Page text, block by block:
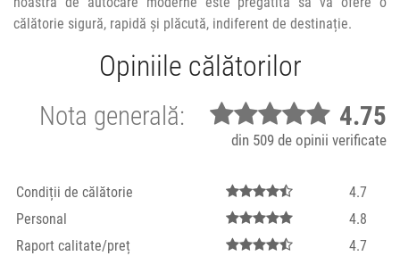
călătorie sigură, rapidă și plăcută, indiferent de destinație.
Opiniile călătorilor
Nota generală: 4.75
din 509 de opinii verificate
Condiții de călătorie
4.7
Personal
4.8
Raport calitate/preț
4.7